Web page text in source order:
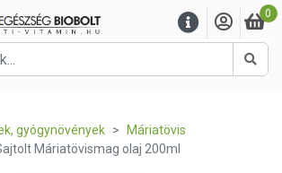
0
gyógynövények
Máriatövis
Máriatövismag olaj 200ml